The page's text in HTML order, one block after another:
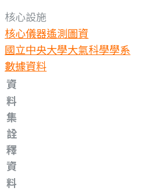
核心設施
核心儀器遙測圖資
國立中央大學大氣科學學系
數據資料
資
料
集
詮
釋
資
料